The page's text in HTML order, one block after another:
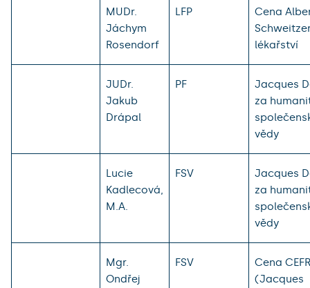
MUDr.
Jáchym
Rosendorf
LFP
Cena
lékařství
JUDr.
Jakub
Drápal
PF
Jacques
za
vědy
Lucie
Kadlecová,
M.A.
FSV
Jacques
za
vědy
Mgr.
Ondřej
FSV
Cena
(Jacques